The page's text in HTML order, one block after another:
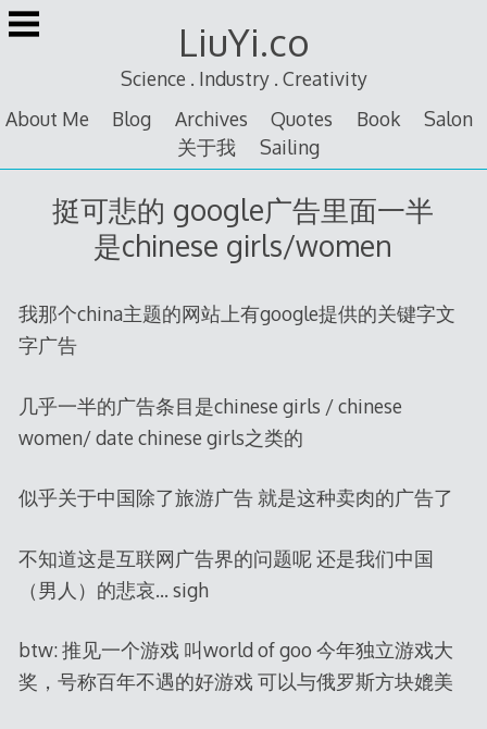
Skip
to
LiuYi.co
Science . Industry . Creativity
About Me
Blog Archives Quotes Book
Salon
关于我
Sailing
挺可悲的 google广告里面一半
是chinese girls/women
我那个china主题的网站上有google提供的关键字文
字广告
几乎一半的广告条目是chinese girls / chinese
women/ date chinese girls之类的
似乎关于中国除了旅游广告 就是这种卖肉的广告了
不知道这是互联网广告界的问题呢 还是我们中国
（男人）的悲哀… sigh
btw: 推见一个游戏 叫world of goo 今年独立游戏大
奖，号称百年不遇的好游戏 可以与俄罗斯方块媲美